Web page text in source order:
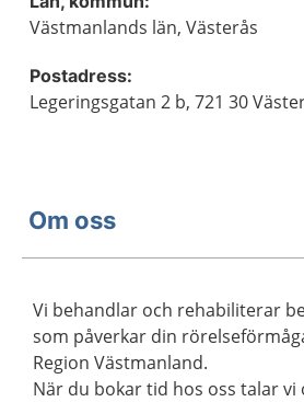
Västmanlands län, Västerås
Postadress:
Legeringsgatan 2 b, 721 30
Om oss
Vi behandlar och rehabiliterar
som påverkar din
Region Västmanland.
När du bokar tid hos oss talar vi